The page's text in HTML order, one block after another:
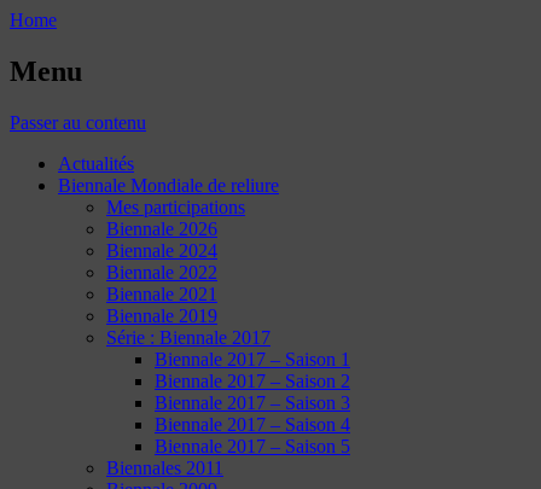
Home
Menu
Passer au contenu
Actualités
Biennale Mondiale de reliure
Mes participations
Biennale 2026
Biennale 2024
Biennale 2022
Biennale 2021
Biennale 2019
Série : Biennale 2017
Biennale 2017 – Saison 1
Biennale 2017 – Saison 2
Biennale 2017 – Saison 3
Biennale 2017 – Saison 4
Biennale 2017 – Saison 5
Biennales 2011